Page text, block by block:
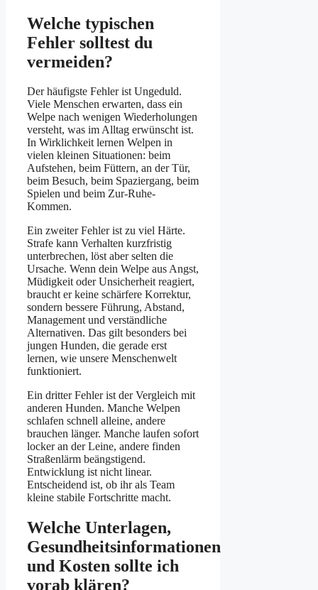
Welche typischen
Fehler solltest du
vermeiden?
Der häufigste Fehler ist Ungeduld.
Viele Menschen erwarten, dass ein
Welpe nach wenigen Wiederholungen
versteht, was im Alltag erwünscht ist.
In Wirklichkeit lernen Welpen in
vielen kleinen Situationen: beim
Aufstehen, beim Füttern, an der Tür,
beim Besuch, beim Spaziergang, beim
Spielen und beim Zur-Ruhe-
Kommen.
Ein zweiter Fehler ist zu viel Härte.
Strafe kann Verhalten kurzfristig
unterbrechen, löst aber selten die
Ursache. Wenn dein Welpe aus Angst,
Müdigkeit oder Unsicherheit reagiert,
braucht er keine schärfere Korrektur,
sondern bessere Führung, Abstand,
Management und verständliche
Alternativen. Das gilt besonders bei
jungen Hunden, die gerade erst
lernen, wie unsere Menschenwelt
funktioniert.
Ein dritter Fehler ist der Vergleich mit
anderen Hunden. Manche Welpen
schlafen schnell alleine, andere
brauchen länger. Manche laufen sofort
locker an der Leine, andere finden
Straßenlärm beängstigend.
Entwicklung ist nicht linear.
Entscheidend ist, ob ihr als Team
kleine stabile Fortschritte macht.
Welche Unterlagen,
Gesundheitsinformationen
und Kosten sollte ich
vorab klären?